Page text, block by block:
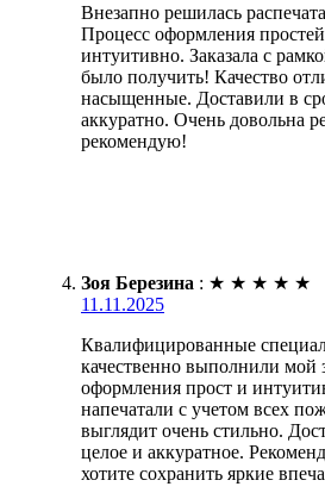
Внезапно решилась
Процесс оформления
интуитивно. Заказала с
было получить! Качество
насыщенные. Доставили в
аккуратно. Очень довольна
рекомендую!
Зоя Березина : ★ ★ ★ ★ ★
11.11.2025
Квалифицированные
качественно выполнили мой
оформления прост и
напечатали с учетом всех
выглядит очень стильно.
целое и аккуратное.
хотите сохранить яркие